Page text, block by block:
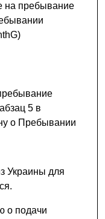
на пребывание
5 в
о Пребывании
Украины для
о подачи